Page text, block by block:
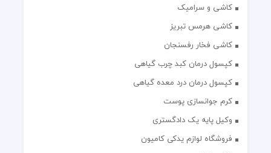
کاشی و سرامیک
کاشی هرمس تبریز
کاشی فخار رفسنجان
کپسول درمان کبد چرب گیاهی
کپسول درمان درد معده گیاهی
کرم جوانسازی پوست
وکیل پایه یک دادگستری
فروشگاه لوازم یدکی کامیون